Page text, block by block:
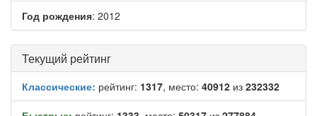
Год рождения: 2012
Текущий рейтинг
Классические: рейтинг: 1317, место: 40912 из 232332